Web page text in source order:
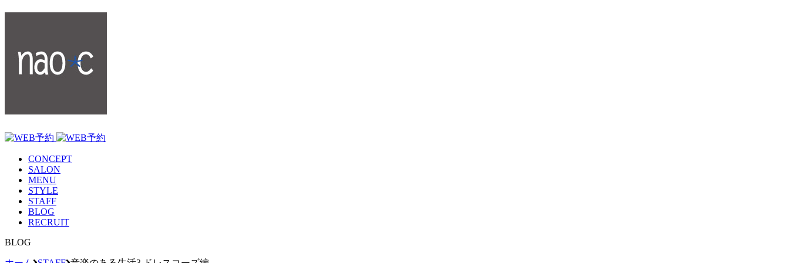
CONCEPT
SALON
MENU
STYLE
STAFF
BLOG
RECRUIT
BLOG